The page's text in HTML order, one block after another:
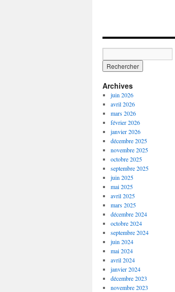
Archives
juin 2026
avril 2026
mars 2026
février 2026
janvier 2026
décembre 2025
novembre 2025
octobre 2025
septembre 2025
juin 2025
mai 2025
avril 2025
mars 2025
décembre 2024
octobre 2024
septembre 2024
juin 2024
mai 2024
avril 2024
janvier 2024
décembre 2023
novembre 2023